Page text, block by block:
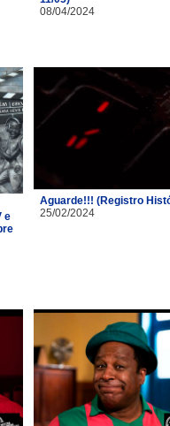
08/04/2024
e
Aguarde!!! (Registro
25/02/2024